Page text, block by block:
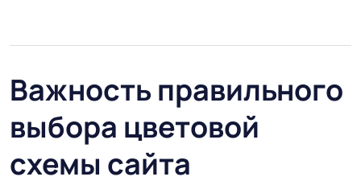
Важность правильного
выбора цветовой
схемы сайта